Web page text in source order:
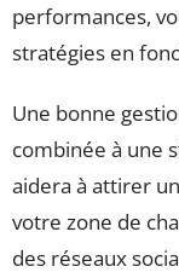
performances,
stratégies en
Une bonne
combinée à une
aidera à attirer
votre zone de
des réseaux